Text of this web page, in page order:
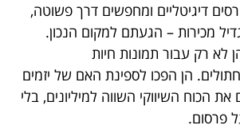
דיגיטליים ומחפשים דרך פשוטה,
מכירות – הגעתם למקום הנכון.
לא רק עבור תמונות חיות
הן הפכו לספינת האם של יזמים
את הכוח השיווקי השווה למיליונים, בלי
פרסום.